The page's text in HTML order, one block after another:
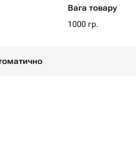
Вага товару
1000 гр.